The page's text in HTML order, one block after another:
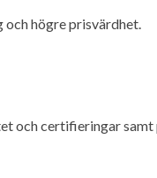
högre prisvärdhet.
och certifieringar samt